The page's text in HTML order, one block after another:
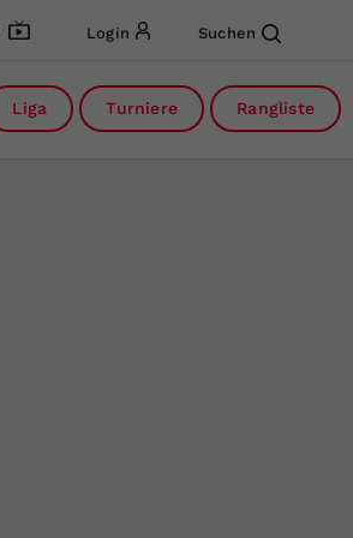
Login Suchen
Liga Turniere Rangliste